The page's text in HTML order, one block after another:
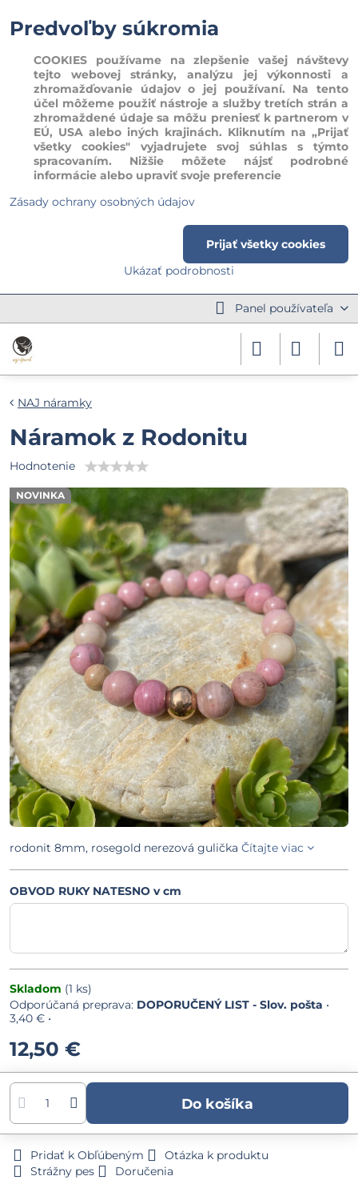
Panel používateľa
NOVINKA
NAJ náramky
Náramok z Rodonitu
Hodnotenie
rodonit 8mm, rosegold nerezová gulička Čítajte viac
OBVOD RUKY NATESNO v cm
Skladom (1 ks)
DOPORUČENÝ LIST - Slov. pošta •
3,40 € •
12,50 €
Do košíka
Pridať k Obľúbeným
Otázka k produktu
Strážny pes
Doručenia
Predvoľby súkromia
COOKIES používame na zlepšenie vašej návštevy
tejto webovej stránky, analýzu jej výkonnosti a
zhromažďovanie údajov o jej používaní. Na tento
účel môžeme použiť nástroje a služby tretích strán a
zhromaždené údaje sa môžu preniesť k partnerom v
EÚ, USA alebo iných krajinách. Kliknutím na „Prijať
všetky cookies" vyjadrujete svoj súhlas s týmto
spracovaním. Nižšie môžete nájsť podrobné
informácie alebo upraviť svoje preferencie
Zásady ochrany osobných údajov
Ukázať podrobnosti
Prijať všetky cookies